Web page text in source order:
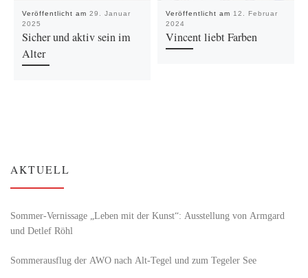
Veröffentlicht am 29. Januar
2025
Sicher und aktiv sein im
Alter
Veröffentlicht am 12. Februar
2024
Vincent liebt Farben
AKTUELL
Sommer-Vernissage „Leben mit der Kunst“: Ausstellung von Armgard
und Detlef Röhl
Sommerausflug der AWO nach Alt‑Tegel und zum Tegeler See